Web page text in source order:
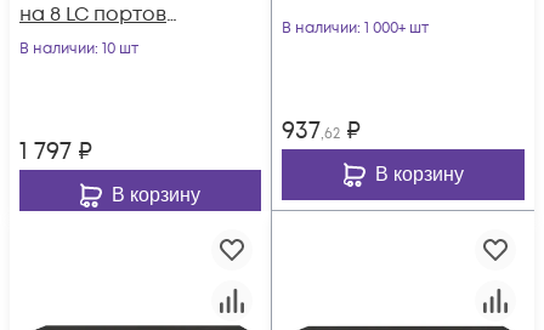
на 8 LC портов
(комплект с
В наличии: 10 шт
1 797 ₽
В корзину
В наличии: 1 000+ шт
937,62 ₽
В корзину